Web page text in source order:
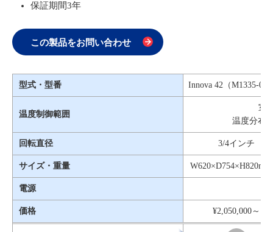
保証期間3年
この製品をお問い合わせ
型式・型番 Innova 42（M1335-
温度制御範囲
室
温度分布
回転直径 3/4インチ
サイズ・重量
電源
価格 ¥2,050,000～